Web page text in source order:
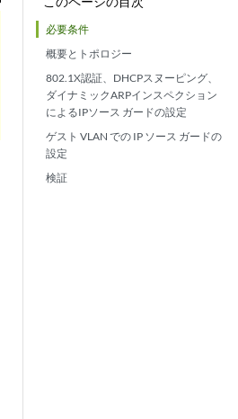
必要条件
概要とトポロジー
802.1X認証、DHCPスヌーピング、
ダイナミックARPインスペクション
によるIPソース ガードの設定
ゲスト VLAN での IP ソース ガードの
設定
検証